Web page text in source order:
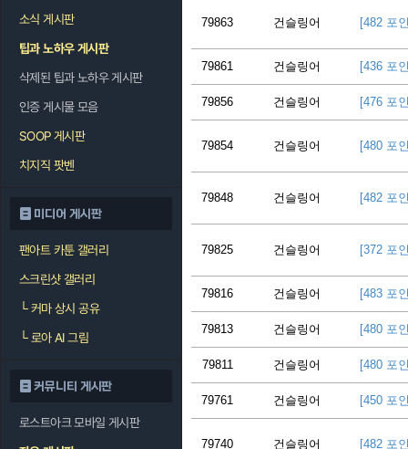
소식 게시판
팁과 노하우 게시판
삭제된 팁과 노하우 게시판
인증 게시물 모음
SOOP 게시판
치지직 팟벤
미디어 게시판
팬아트 카툰 갤러리
스크린샷 갤러리
└커마 상시 공유
└로아 AI 그림
커뮤니티 게시판
로스트아크 모바일 게시판
79863 건슬링어 [482 포
79861 건슬링어 [436 포
79856 건슬링어 [476 포
79854 건슬링어 [480 포
79848 건슬링어 [482 포
79825 건슬링어 [372 포
79816 건슬링어 [483 포
79813 건슬링어 [480 포
79811 건슬링어 [480 포
79761 건슬링어 [450 포
79740 건슬링어 [482 포